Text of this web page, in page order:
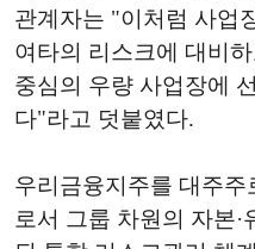
관계자는 "이처럼 사업
여타의 리스크에 대비
중심의 우량 사업장에
다"라고 덧붙였다.
우리금융지주를 대주
로서 그룹 차원의 자본